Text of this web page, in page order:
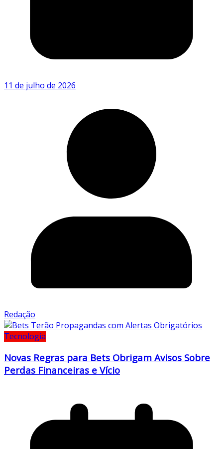
11 de julho de 2026
Redação
Tecnologia
Novas Regras para Bets Obrigam Avisos Sobre
Perdas Financeiras e Vício